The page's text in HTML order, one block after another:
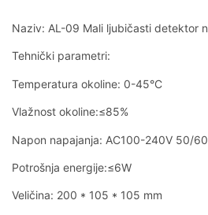
Naziv: AL-09 Mali ljubičasti detektor
Tehnički parametri:
Temperatura okoline: 0-45°C
Vlažnost okoline:≤85%
Napon napajanja: AC100-240V 50/
Potrošnja energije:≤6W
Veličina: 200 * 105 * 105 mm